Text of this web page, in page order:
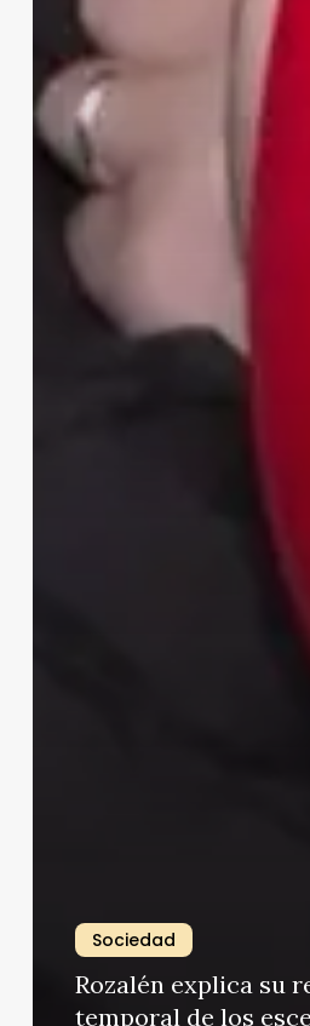
Sociedad
Rozalén explica su
temporal de los